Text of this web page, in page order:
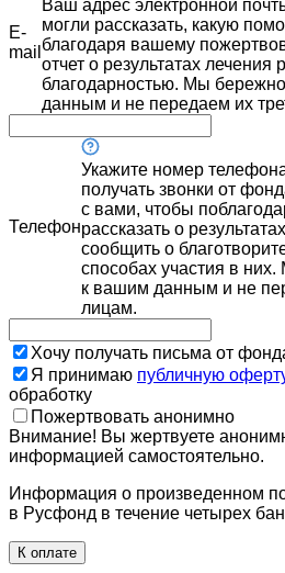
E-
mail
Ваш адрес электронной
могли рассказать, какую
благодаря вашему
отчет о результатах лечения
благодарностью. Мы
данным и не передаем их
Телефон
Укажите номер
получать звонки от
с вами, чтобы
рассказать о
сообщить о
способах участия в
к вашим данным и не
лицам.
Хочу получать письма от
Я принимаю публичную
обработку
Пожертвовать анонимно
Внимание! Вы жертвуете
информацией самостоятельно.
Информация о произведенном
в Русфонд в течение четырех
К оплате